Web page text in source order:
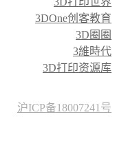
3DOne创客教育
3D圈圈
3維時代
3D打印资源库
沪ICP备18007241号